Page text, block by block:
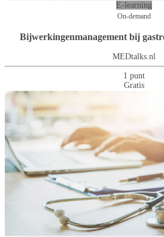
E-learning
On-demand
Bijwerkingenmanagement bij
MEDtalks.nl
1 punt
Gratis